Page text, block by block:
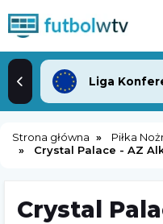
Liga
Strona główna Piłka
Crystal Palace - AZ
Crystal